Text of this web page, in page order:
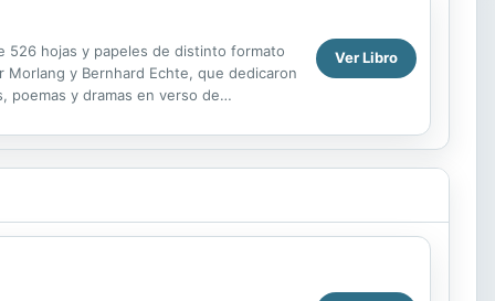
526 hojas y papeles de distinto formato
y Bernhard Echte, que dedicaron
poemas y dramas en verso de
Ver Libro